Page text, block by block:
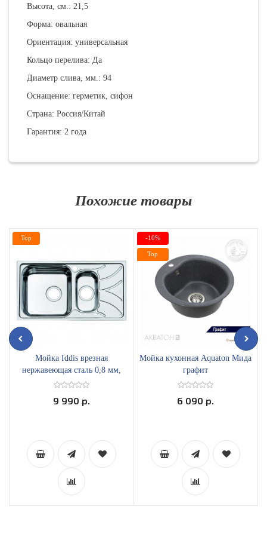
Высота, см.: 21,5
Форма: овальная
Ориентация: универсальная
Кольцо перелива: Да
Диаметр слива, мм.: 94
Оснащение: герметик, сифон
Страна: Россия/Китай
Гарантия: 2 года
Похожие товары
Мойка Iddis врезная
нержавеющая сталь 0,8 мм,
780х440 мм ARR78SXi77
9 990 р.
Top
Мойка кухонная Aquaton Мида
графит
6 090 р.
-10%
Top